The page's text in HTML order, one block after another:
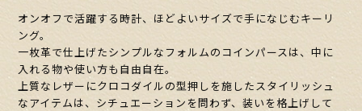
オンオフで活躍する時計、ほどよいサイズで手になじむキーリ
ング。
一枚革で仕上げたシンプルなフォルムのコインパースは、中に
入れる物や使い方も自由自在。
上質なレザーにクロコダイルの型押しを施したスタイリッシュ
なアイテムは、シチュエーションを問わず、装いを格上げして